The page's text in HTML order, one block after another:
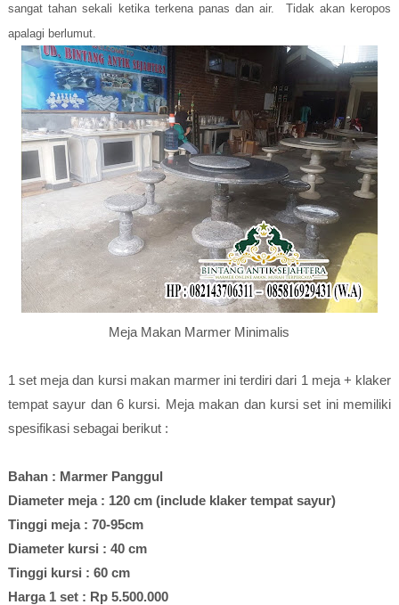
sangat tahan sekali ketika terkena panas dan air. Tidak akan keropos
apalagi berlumut.
Meja Makan Marmer Minimalis
1 set meja dan kursi makan marmer ini terdiri dari 1 meja + klaker
tempat sayur dan 6 kursi. Meja makan dan kursi set ini memiliki
spesifikasi sebagai berikut :
Bahan : Marmer Panggul
Diameter meja : 120 cm (include klaker tempat sayur)
Tinggi meja : 70-95cm
Diameter kursi : 40 cm
Tinggi kursi : 60 cm
Harga 1 set : Rp 5.500.000